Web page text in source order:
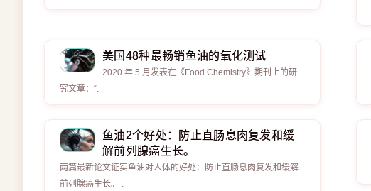
美国48种最畅销鱼油的氧化测试
2020 年 5 月发表在《Food Chemistry》期刊上的研
究文章：“.
鱼油2个好处：防止直肠息肉复发和缓
解前列腺癌生长。
两篇最新论文证实鱼油对人体的好处：防止直肠息肉复发和缓解
前列腺癌生长。 .